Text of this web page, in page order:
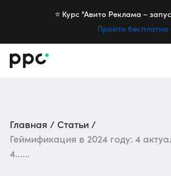
⭐️ Курс "Авито Реклама –
Пройти бесплатно
Главная
Статьи
Геймификация в 2024 году: 4
4......